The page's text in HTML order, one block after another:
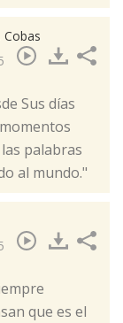
Cobas
Sus días
palabras
al mundo."
que es el